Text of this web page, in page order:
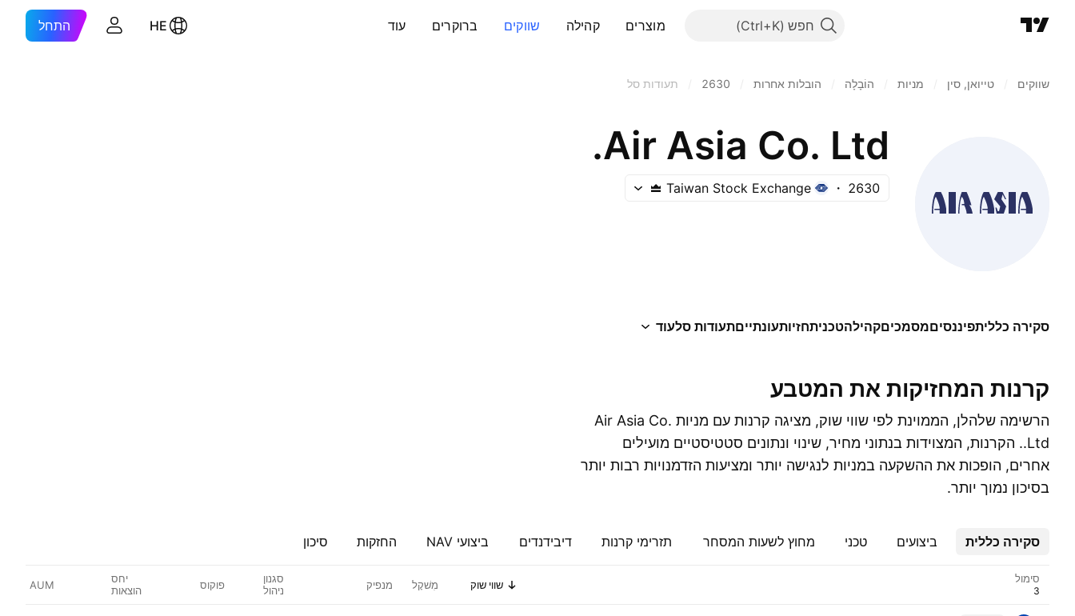
חפש מוצרים קהילה שווקים ברוקרים עוד HE התחל
שווקים טייואן, סין מניות‏ הוֹבָלָה הובלות אחרות 2630 תעודות סל
Air Asia Co. Ltd.
2630
Taiwan Stock Exchange
סקירה כלליתפיננסיםמסמכיםקהילהטכניתחזיותעונתייםתעודות סלעוד
קרנות המחזיקות את המטבע
הרשימה שלהלן, הממוינת לפי שווי שוק, מציגה קרנות עם מניות Air Asia Co.
Ltd.. הקרנות, המצוידות בנתוני מחיר, שינוי ונתונים סטטיסטיים מועילים
אחרים, הופכות את ההשקעה במניות לנגישה יותר ומציעות הזדמנויות רבות יותר
בסיכון נמוך יותר.
סקירה כללית ביצועים טכני מחוץ לשעות המסחר תזרימי קרנות דיבידנדים ביצועי NAV החזקות סיכון
סימול שווי שוק מִשׁקָל מנפיק
סגנון
ניהול
פוקוס
יחס
הוצאות
AUM